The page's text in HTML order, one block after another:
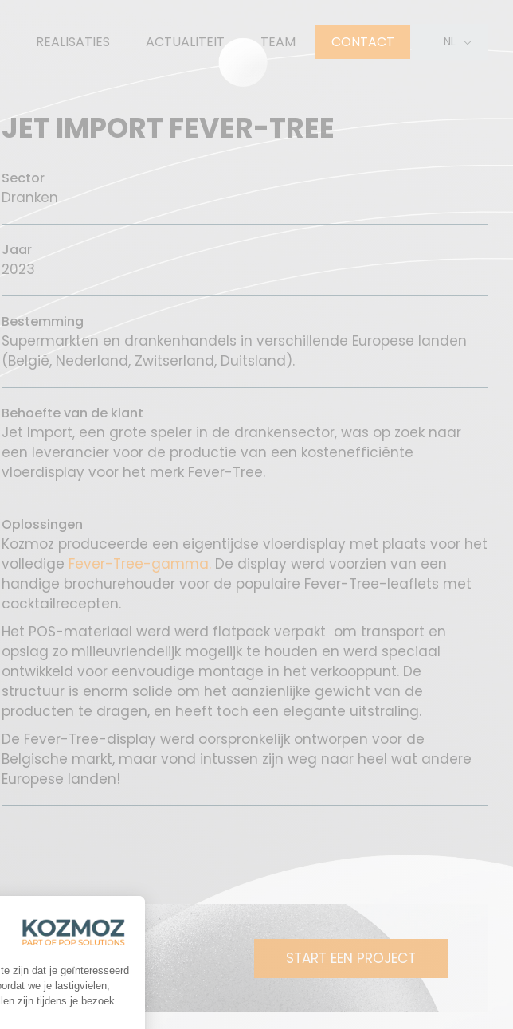
REALISATIES ACTUALITEIT TEAM CONTACT NL
EN
JET IMPORT FEVER-TREE
Sector
Dranken
Jaar
2023
Bestemming
Supermarkten en drankenhandels in verschillende Europese landen
(België, Nederland, Zwitserland, Duitsland).
Behoefte van de klant
Jet Import, een grote speler in de drankensector, was op zoek naar
een leverancier voor de productie van een kostenefficiënte
vloerdisplay voor het merk Fever-Tree.
Oplossingen
Kozmoz produceerde een eigentijdse vloerdisplay met plaats voor het
volledige Fever-Tree-gamma. De display werd voorzien van een
handige brochurehouder voor de populaire Fever-Tree-leaflets met
cocktailrecepten.
Het POS-materiaal werd werd flatpack verpakt om transport en
opslag zo milieuvriendelijk mogelijk te houden en werd speciaal
ontwikkeld voor eenvoudige montage in het verkooppunt. De
structuur is enorm solide om het aanzienlijke gewicht van de
producten te dragen, en heeft toch een elegante uitstraling.
De Fever-Tree-display werd oorspronkelijk ontworpen voor de
Belgische markt, maar vond intussen zijn weg naar heel wat andere
Europese landen!
START EEN PROJECT